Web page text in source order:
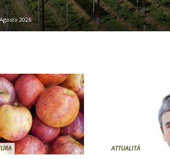
2026
ATTUALITÀ